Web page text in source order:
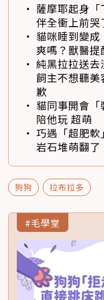
薩摩耶起身
伴全衝上前哭
貓咪睡到變
爽嗎？獸醫
純黑拉拉送去
飼主不想聽
歉
貓同事開會「
陪他玩 超萌
巧遇「超肥
岩石堆萌翻了
狗狗 拉布拉多
#毛學堂